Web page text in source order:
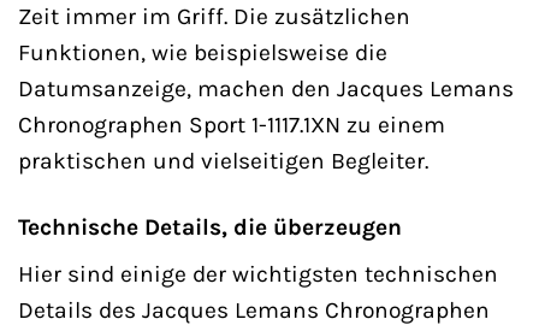
Zeit immer im Griff. Die zusätzlichen
Funktionen, wie beispielsweise die
Datumsanzeige, machen den Jacques Lemans
Chronographen Sport 1-1117.1XN zu einem
praktischen und vielseitigen Begleiter.
Technische Details, die überzeugen
Hier sind einige der wichtigsten technischen
Details des Jacques Lemans Chronographen